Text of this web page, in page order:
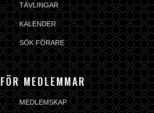
TÄVLINGAR
KALENDER
SÖK FÖRARE
FÖR MEDLEMMAR
MEDLEMSKAP